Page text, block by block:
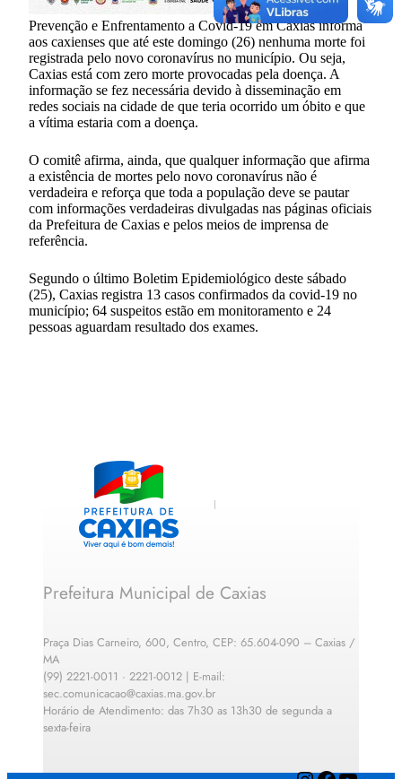
O Comitê de
Prevenção e Enfrentamento a Covid-19 em Caxias informa
aos caxienses que até este domingo (26) nenhuma morte foi
registrada pelo novo coronavírus no município. Ou seja,
Caxias está com zero morte provocadas pela doença. A
informação se fez necessária devido à disseminação em
redes sociais na cidade de que teria ocorrido um óbito e que
a vítima estaria com a doença.
O comitê afirma, ainda, que qualquer informação que afirma
a existência de mortes pelo novo coronavírus não é
verdadeira e reforça que toda a população deve se pautar
com informações verdadeiras divulgadas nas páginas oficiais
da Prefeitura de Caxias e pelos meios de imprensa de
referência.
Segundo o último Boletim Epidemiológico deste sábado
(25), Caxias registra 13 casos confirmados da covid-19 no
município; 64 suspeitos estão em monitoramento e 24
pessoas aguardam resultado dos exames.
Prefeitura Municipal de Caxias
Praça Dias Carneiro, 600, Centro, CEP: 65.604-090 – Caxias /
MA
(99) 2221-0011 · 2221-0012 | E-mail:
sec.comunicacao@caxias.ma.gov.br
Horário de Atendimento: das 7h30 as 13h30 de segunda a
sexta-feira